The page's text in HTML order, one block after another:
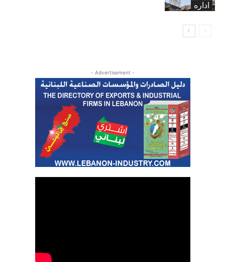
اداره
- Advertisement -